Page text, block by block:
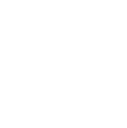
on an external site
UPPAbaby en